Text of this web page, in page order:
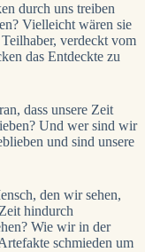
durch uns treiben
Vielleicht wären sie
verdeckt vom
das Entdeckte zu
dass unsere Zeit
Und wer sind wir
und sind unsere
den wir sehen,
hindurch
Wie wir in der
schmieden um